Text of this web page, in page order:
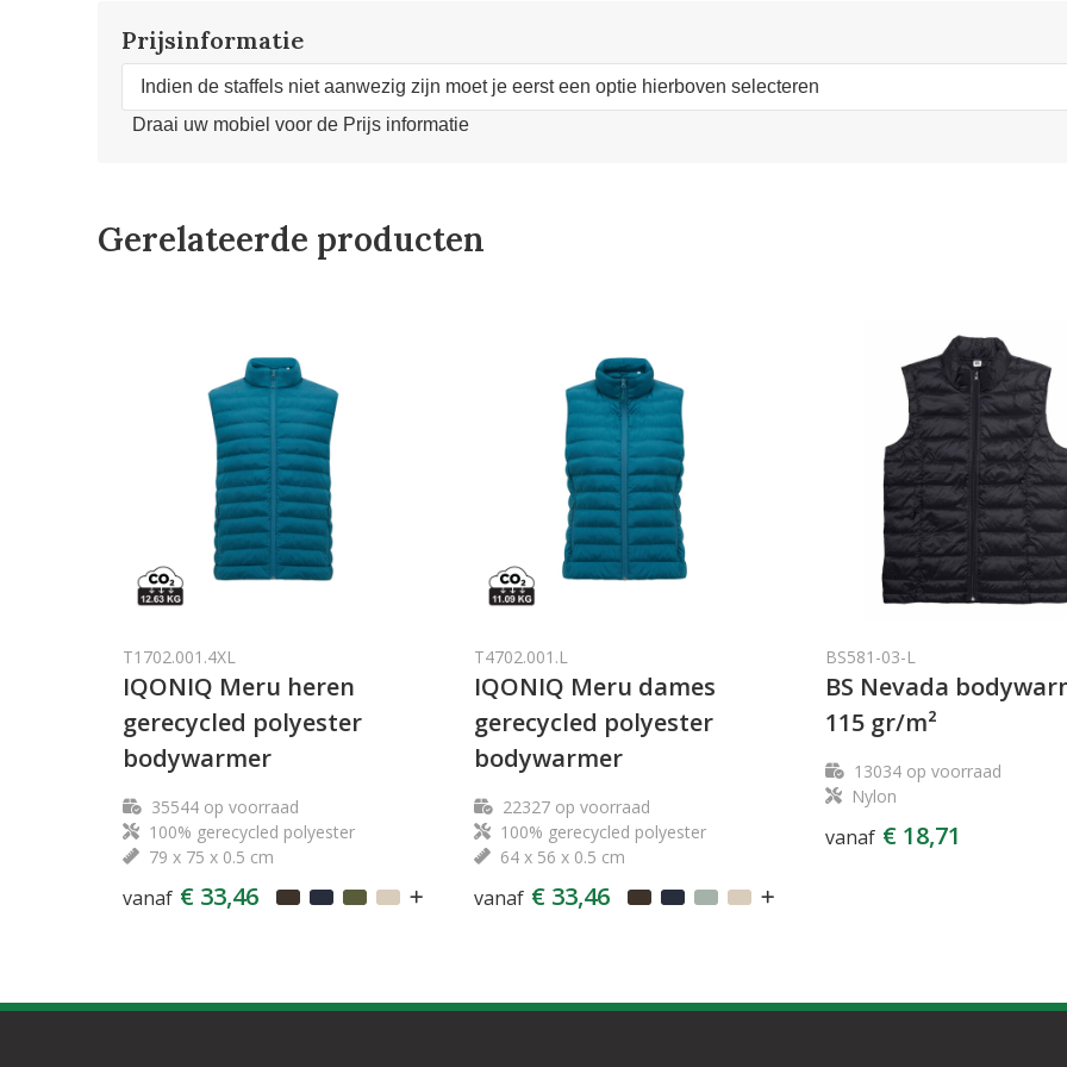
Prijsinformatie
Indien de staffels niet aanwezig zijn moet je eerst een optie hierboven selecteren
Draai uw mobiel voor de Prijs informatie
Gerelateerde producten
T1702.001.4XL
IQONIQ Meru heren
gerecycled polyester
bodywarmer
35544op voorraad
100% gerecycled polyester
79 x 75 x 0.5 cm
vanaf € 33,46
T4702.001.L
IQONIQ Meru dames
gerecycled polyester
bodywarmer
22327op voorraad
100% gerecycled polyester
64 x 56 x 0.5 cm
vanaf € 33,46
BS581-03-L
BS Nevada
115 gr/m²
13034 op voorraad
Nylon
vanaf € 18,71